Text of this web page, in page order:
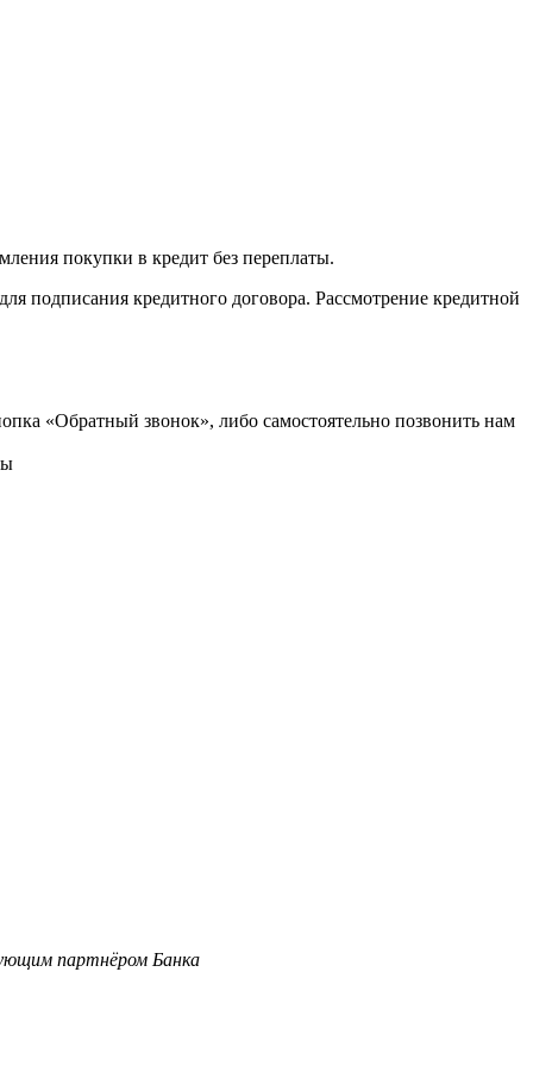
покупки в кредит без переплаты.
подписания кредитного договора. Рассмотрение кредитной
«Обратный звонок», либо самостоятельно позвонить нам
партнёром Банка